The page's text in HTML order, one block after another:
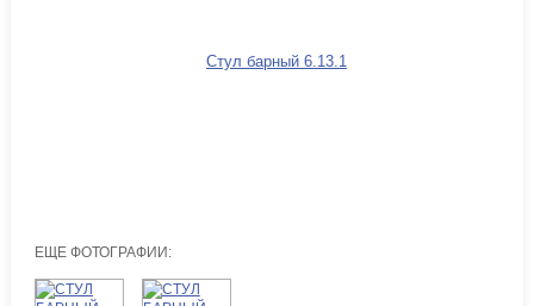
ЕЩЕ ФОТОГРАФИИ: